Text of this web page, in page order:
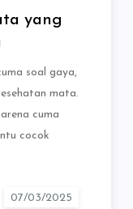
yang
soal gaya,
mata.
cuma
cocok